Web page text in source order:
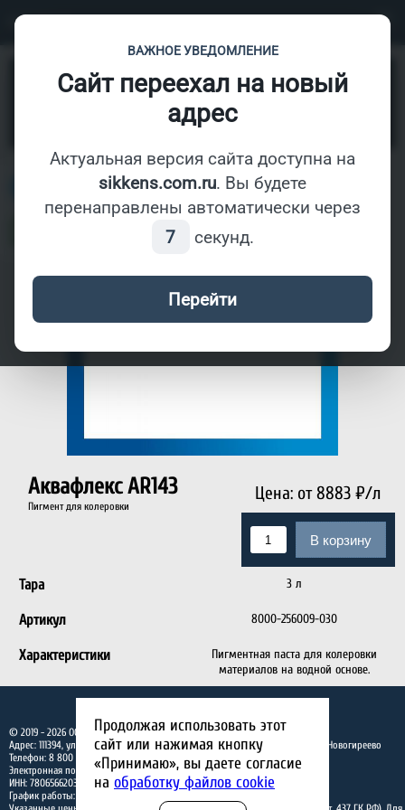
СОЛИД
Колоранты- Аквафлекс AR143
Найти
Аквафлекс AR143
Пигмент для колеровки
Цена: от 8883 ₽/л
В корзину
Тара 3 л
Артикул 8000-256009-030
Характеристики
Пигментная паста для колеровки
материалов на водной основе.
ВАЖНОЕ УВЕДОМЛЕНИЕ
Сайт переехал на новый
адрес
Актуальная версия сайта доступна на
sikkens.com.ru. Вы будете
перенаправлены автоматически через
7
секунд.
Перейти
© 2019 - 2026 ООО "СОЛИД"
Адрес: 111394, ул Перовская, д. 65, г.Москва, вн.тер.г. муниципальный округ Новогиреево
Телефон: 8 800 201 47 11
Электронная почта:
info@sikkens-wood.ru
ИНН: 7806566203
График работы: ПН-ПТ с 09:00 до 18:00.
Продолжая использовать этот
сайт или нажимая кнопку
«Принимаю», вы даете согласие
на обработку файлов cookie